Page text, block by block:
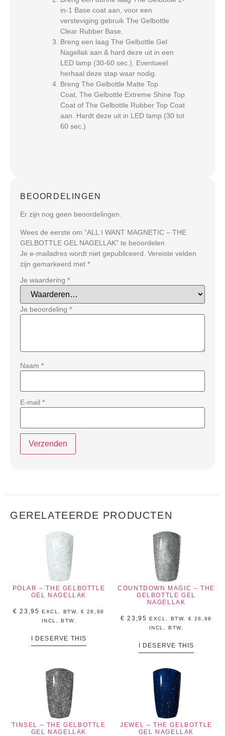
in-1 Base coat aan, voor een
versteviging gebruik The Gelbottle
Clear Rubber Base.
Breng een laag The Gelbottle Gel
Nagellak aan & hard deze uit in een
LED lamp (30-60 sec.). Eventueel
herhaal deze stap waar nodig.
Breng The Gelbottle Matte Top
Coat, The Gelbottle Extreme Shine Top
Coat of The Gelbottle Rubber Top Coat
aan. Hardt deze uit in LED lamp (30 tot
60 sec.)
BEOORDELINGEN
Er zijn nog geen beoordelingen.
Wees de eerste om “ALL I WANT MAGNETIC – THE
GELBOTTLE GEL NAGELLAK” te beoordelen
Je e-mailadres wordt niet gepubliceerd. Vereiste velden
zijn gemarkeerd met *
Je waardering *
Je beoordeling *
Naam *
E-mail *
GERELATEERDE PRODUCTEN
POLAR – THE GELBOTTLE
GEL NAGELLAK
€ 23,95 EXCL. BTW. € 28,98
INCL, BTW.
I DESERVE THIS
COUNTDOWN MAGIC – THE
GELBOTTLE GEL
NAGELLAK
€ 23,95 EXCL. BTW. € 28,98
INCL, BTW.
I DESERVE THIS
TINSEL – THE GELBOTTLE
GEL NAGELLAK
JEWEL – THE GELBOTTLE
GEL NAGELLAK